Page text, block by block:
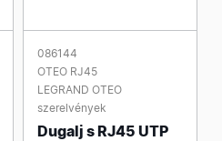
086144
OTEO RJ45
LEGRAND OTEO
szerelvények
Dugalj s RJ45 UTP